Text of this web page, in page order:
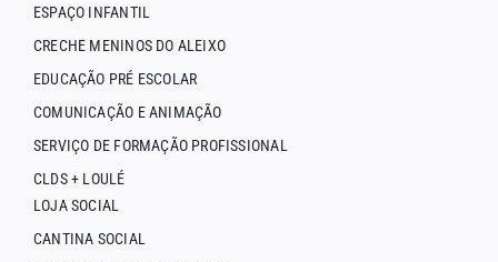
ESPAÇO INFANTIL
CRECHE MENINOS DO ALEIXO
EDUCAÇÃO PRÉ ESCOLAR
COMUNICAÇÃO E ANIMAÇÃO
SERVIÇO DE FORMAÇÃO PROFISSIONAL
CLDS + LOULÉ
LOJA SOCIAL
CANTINA SOCIAL